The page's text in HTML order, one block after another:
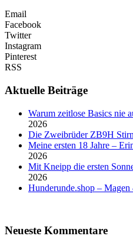
Email
Facebook
Twitter
Instagram
Pinterest
RSS
Aktuelle Beiträge
Warum zeitlose Basics nie
2026
Die Zweibrüder ZB9H
Meine ersten 18 Jahre –
2026
Mit Kneipp die ersten
2026
Hunderunde.shop –
Neueste Kommentare